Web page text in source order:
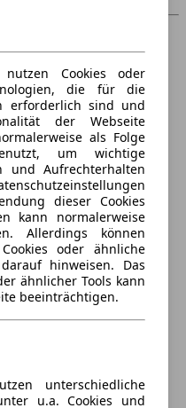
Cookies oder
die für die
erforderlich sind und
der Webseite
als Folge
um wichtige
und Aufrechterhalten
dieser Cookies
kann normalerweise
Allerdings können
oder ähnliche
hinweisen. Das
ähnlicher Tools kann
beeinträchtigen.
unterschiedliche
u.a. Cookies und